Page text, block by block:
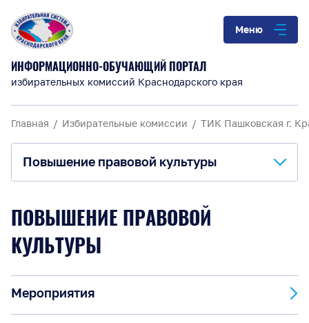
Меню
ИНФОРМАЦИОННО-ОБУЧАЮЩИЙ ПОРТАЛ
избирательных комиссий Краснодарского края
Главная Избирательные комиссии ТИК Пашковская г.
Повышение правовой культуры
Повышение правовой культуры
ПОВЫШЕНИЕ ПРАВОВОЙ
КУЛЬТУРЫ
Мероприятия